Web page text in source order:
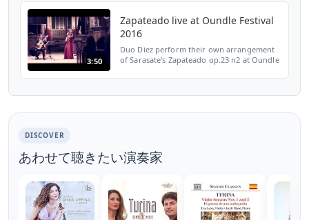
3:50
Zapateado live at Oundle Festival
2016
Duo Diez perform their own arrangement
of Sarasate's Zapateado op.23 n2 at Oundle
DISCOVER
あわせて聴きたい演奏家